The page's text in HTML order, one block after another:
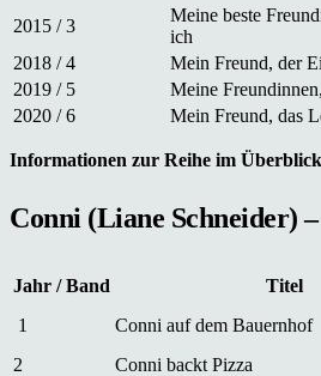
2015 / 3
Meine beste
ich
2018 / 4
Mein Freund, der
2019 / 5
Meine
2020 / 6
Mein Freund, das
Informationen zur Reihe im
Conni (Liane Schneider)
Jahr / Band Titel
1
Conni auf dem Bauernhof
2
Conni backt Pizza